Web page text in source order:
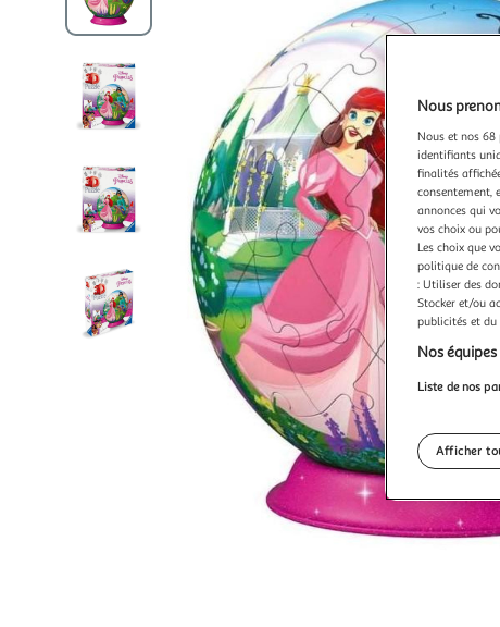
Nous
Nous et nos 68
identifiants
finalités
consentement,
annonces qui
vos choix ou
Les choix que
politique de
: Utiliser des
Stocker et/ou
publicités et du
Nos
Liste de nos
Afficher